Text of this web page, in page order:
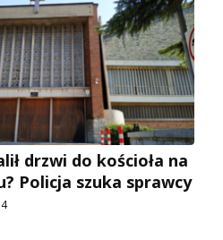
drzwi do kościoła na
Policja szuka sprawcy